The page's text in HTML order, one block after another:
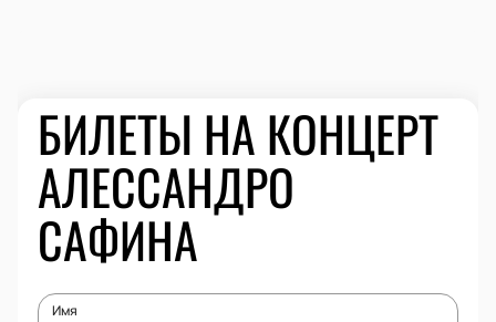
БИЛЕТЫ НА КОНЦЕРТ
АЛЕССАНДРО
САФИНА
Имя